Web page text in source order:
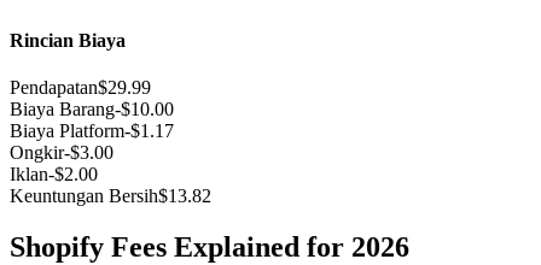
Rincian Biaya
Pendapatan$29.99
Biaya Barang-$10.00
Biaya Platform-$1.17
Ongkir-$3.00
Iklan-$2.00
Keuntungan Bersih$13.82
Shopify Fees Explained for 2026